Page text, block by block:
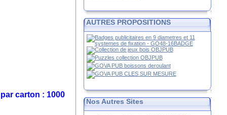
carton : 1000
AUTRES PROPOSITIONS
Nos Autres Sites